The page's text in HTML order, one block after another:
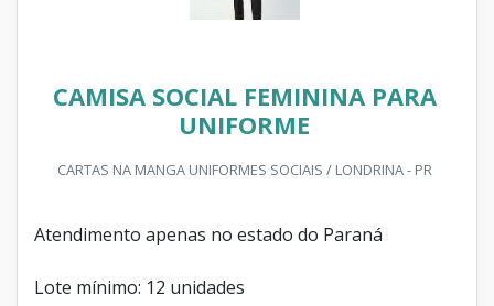
CAMISA SOCIAL FEMININA PARA
UNIFORME
CARTAS NA MANGA UNIFORMES SOCIAIS / LONDRINA - PR
Atendimento apenas no estado do Paraná
Lote mínimo: 12 unidades